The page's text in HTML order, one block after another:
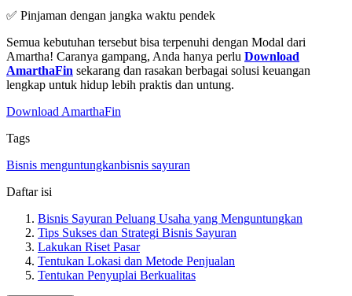
✅ Pinjaman dengan jangka waktu pendek
Semua kebutuhan tersebut bisa terpenuhi dengan Modal dari
Amartha! Caranya gampang, Anda hanya perlu Download
AmarthaFin sekarang dan rasakan berbagai solusi keuangan
lengkap untuk hidup lebih praktis dan untung.
Download AmarthaFin
Tags
Bisnis menguntungkanbisnis sayuran
Daftar isi
Bisnis Sayuran Peluang Usaha yang Menguntungkan
Tips Sukses dan Strategi Bisnis Sayuran
Lakukan Riset Pasar
Tentukan Lokasi dan Metode Penjualan
Tentukan Penyuplai Berkualitas